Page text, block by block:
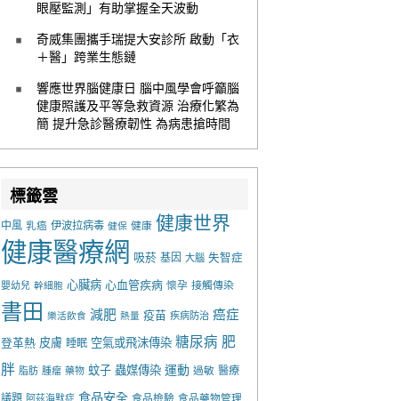
眼壓監測」有助掌握全天波動
奇威集團攜手瑞提大安診所 啟動「衣
＋醫」跨業生態鏈
響應世界腦健康日 腦中風學會呼籲腦
健康照護及平等急救資源 治療化繁為
簡 提升急診醫療韌性 為病患搶時間
標籤雲
中風 乳癌 伊波拉病毒 健保 健康 健康世界
健康醫療網 吸菸 基因 大腦 失智症
嬰幼兒 幹細胞 心臟病 心血管疾病 懷孕 接觸傳染
書田 樂活飲食 減肥 熱量 疫苗 疾病防治 癌症
登革熱 皮膚 睡眠 空氣或飛沫傳染 糖尿病 肥
胖 脂肪 腫瘤 藥物 蚊子 蟲媒傳染 運動 過敏 醫療
議題 阿茲海默症 食品安全 食品檢驗 食品藥物管理